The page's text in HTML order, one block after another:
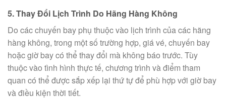
5. Thay Đổi Lịch Trình Do Hãng Hàng Không
Do các chuyến bay phụ thuộc vào lịch trình của các hãng
hàng không, trong một số trường hợp, giá vé, chuyến bay
hoặc giờ bay có thể thay đổi mà không báo trước. Tùy
thuộc vào tình hình thực tế, chương trình và điểm tham
quan có thể được sắp xếp lại thứ tự để phù hợp với giờ bay
và điều kiện thời tiết.